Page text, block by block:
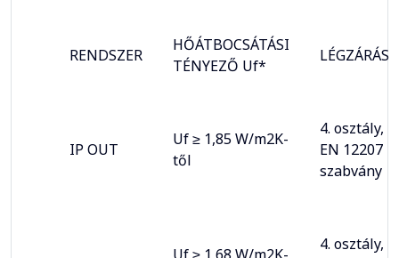
RENDSZER
HŐÁTBOCSÁTÁSI
TÉNYEZŐ Uf*
LÉGZÁRÁS
IP OUT
Uf ≥ 1,85 W/m2K-
től
4. osztály,
EN 12207
szabvány
4. osztály,